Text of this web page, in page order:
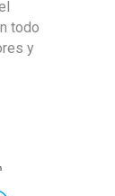
todo
y